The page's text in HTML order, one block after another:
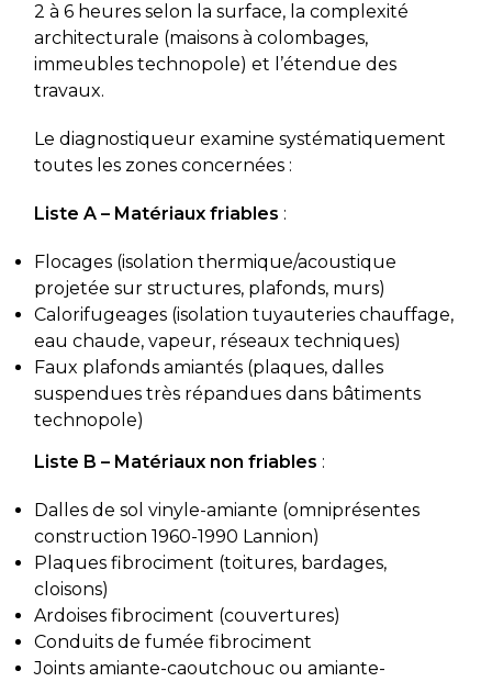
2 à 6 heures selon la surface, la complexité
architecturale (maisons à colombages,
immeubles technopole) et l’étendue des
travaux.
Le diagnostiqueur examine systématiquement
toutes les zones concernées :
Liste A – Matériaux friables :
Flocages (isolation thermique/acoustique
projetée sur structures, plafonds, murs)
Calorifugeages (isolation tuyauteries chauffage,
eau chaude, vapeur, réseaux techniques)
Faux plafonds amiantés (plaques, dalles
suspendues très répandues dans bâtiments
technopole)
Liste B – Matériaux non friables :
Dalles de sol vinyle-amiante (omniprésentes
construction 1960-1990 Lannion)
Plaques fibrociment (toitures, bardages,
cloisons)
Ardoises fibrociment (couvertures)
Conduits de fumée fibrociment
Joints amiante-caoutchouc ou amiante-